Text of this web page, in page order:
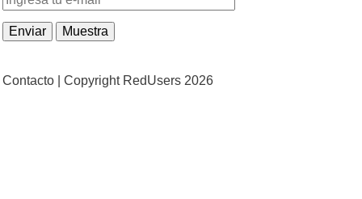
Contacto | Copyright RedUsers 2026